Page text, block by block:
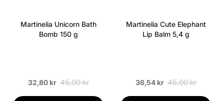
Martinelia Unicorn Bath
Bomb 150 g
32,80 kr 45,00 kr
Martinelia Cute Elephant
Lip Balm 5,4 g
36,54 kr 45,00 kr